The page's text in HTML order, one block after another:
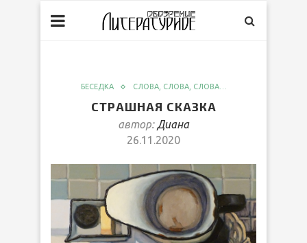
БЕСЕДКА СЛОВА, СЛОВА, СЛОВА…
СТРАШНАЯ СКАЗКА
автор:Диана
26.11.2020